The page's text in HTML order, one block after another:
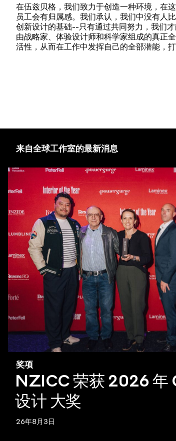
在伍兹贝格，我们致力于创造一种环境，在
员工会有归属感。我们承认，我们中没有人
创新设计的基础--只有通过共同努力，我们
由战略家、体验设计师和科学家组成的真正
活性，从而在工作中发挥自己的全部潜能，
来自全球工作室的最新消息
奖项
NZICC 荣获 2026 年
设计 大奖
26年8月3日